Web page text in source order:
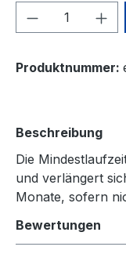
Produkt
Produktnummer:
Beschreibung
Die
und verlängert
Monate, sofern
Bewertungen